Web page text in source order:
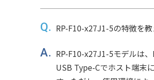
RP-F10-x27J1-5の特徴を教
RP-F10-x27J1-5モデルは
USB Type-Cでホスト端末